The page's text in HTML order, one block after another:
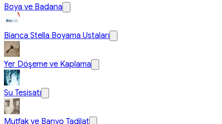
Boya ve Badana
Bianca Stella Boyama Ustaları
Yer Döşeme ve Kaplama
Su Tesisatı
Mutfak ve Banyo Tadilat